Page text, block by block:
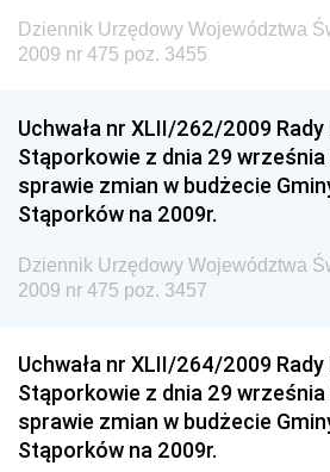
Dziennik Urzędowy Ministra
Dziennik Urzędowy Ministra
Dziennik Urzędowy Ministra
Dziennik Urzędowy Wyższego
Dziennik Urzędowy Prezesa
Kolejowego
Technologii
Dziennik Urzędowy Ministra
Dziennik Urzędowy Naczelnego
Państwowych
Dziennik Urzędowy Województwa
2009 nr 475 poz. 3455
Uchwała nr XLII/262/2009
Stąporkowie z dnia 29 września
sprawie zmian w budżecie
Stąporków na 2009r.
Dziennik Urzędowy Województwa
2009 nr 475 poz. 3457
Uchwała nr XLII/264/2009
Stąporkowie z dnia 29 września
sprawie zmian w budżecie
Stąporków na 2009r.